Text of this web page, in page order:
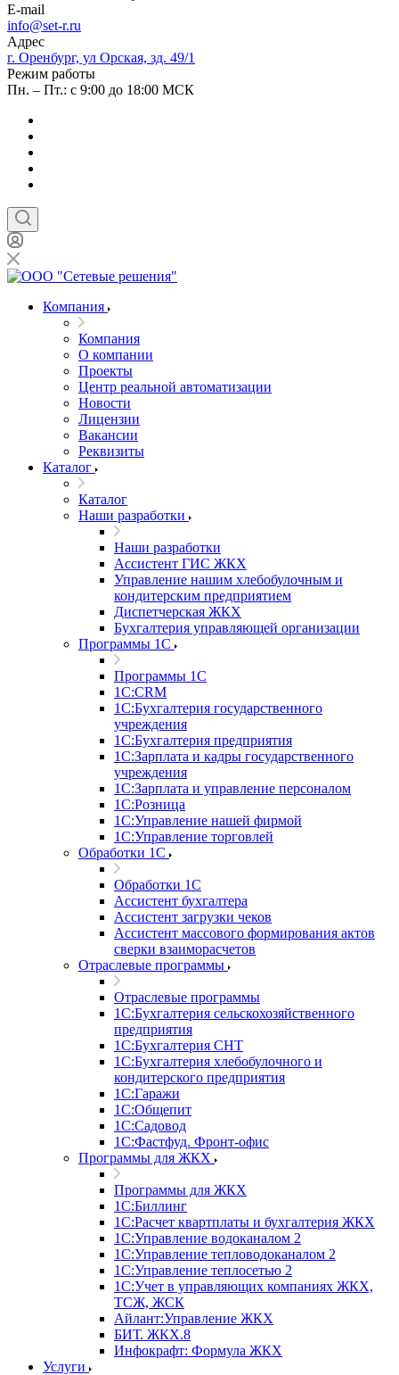
E-mail
info@set-r.ru
Адрес
г. Оренбург, ул Орская, зд. 49/1
Режим работы
Пн. – Пт.: с 9:00 до 18:00 МСК
Компания
Компания
О компании
Проекты
Центр реальной автоматизации
Новости
Лицензии
Вакансии
Реквизиты
Каталог
Каталог
Наши разработки
Наши разработки
Ассистент ГИС ЖКХ
Управление нашим хлебобулочным и
кондитерским предприятием
Диспетчерская ЖКХ
Бухгалтерия управляющей организации
Программы 1С
Программы 1С
1С:CRM
1С:Бухгалтерия государственного
учреждения
1С:Бухгалтерия предприятия
1С:Зарплата и кадры государственного
учреждения
1С:Зарплата и управление персоналом
1С:Розница
1С:Управление нашей фирмой
1С:Управление торговлей
Обработки 1С
Обработки 1С
Ассистент бухгалтера
Ассистент загрузки чеков
Ассистент массового формирования актов
сверки взаиморасчетов
Отраслевые программы
Отраслевые программы
1С:Бухгалтерия сельскохозяйственного
предприятия
1С:Бухгалтерия СНТ
1С:Бухгалтерия хлебобулочного и
кондитерского предприятия
1С:Гаражи
1С:Общепит
1С:Садовод
1С:Фастфуд. Фронт-офис
Программы для ЖКХ
Программы для ЖКХ
1С:Биллинг
1С:Расчет квартплаты и бухгалтерия ЖКХ
1С:Управление водоканалом 2
1С:Управление тепловодоканалом 2
1С:Управление теплосетью 2
1С:Учет в управляющих компаниях ЖКХ,
ТСЖ, ЖСК
Айлант:Управление ЖКХ
БИТ. ЖКХ.8
Инфокрафт: Формула ЖКХ
Услуги